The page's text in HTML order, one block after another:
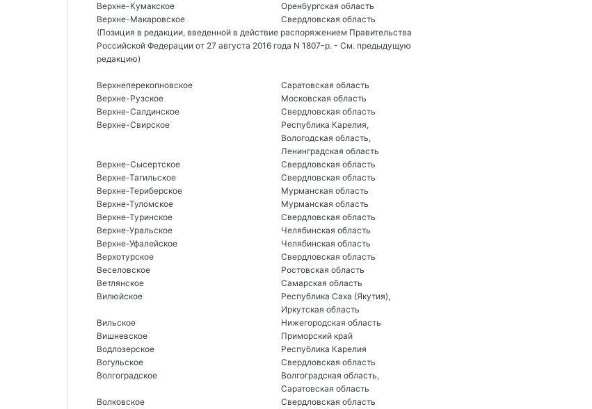
Верхне-Кумакское
Оренбургская область
Верхне-Макаровское
Свердловская область
(Позиция в редакции, введенной в действие распоряжением Правительства
Российской Федерации от 27 августа 2016 года N 1807-р. - См. предыдущую
редакцию)
Верхнеперекопновское
Саратовская область
Верхне-Рузское
Московская область
Верхне-Салдинское
Свердловская область
Верхне-Свирское
Республика Карелия,
Вологодская область,
Ленинградская область
Верхне-Сысертское
Свердловская область
Верхне-Тагильское
Свердловская область
Верхне-Териберское
Мурманская область
Верхне-Туломское
Мурманская область
Верхне-Туринское
Свердловская область
Верхне-Уральское
Челябинская область
Верхне-Уфалейское
Челябинская область
Верхотурское
Свердловская область
Веселовское
Ростовская область
Ветлянское
Самарская область
Вилюйское
Республика Саха (Якутия),
Иркутская область
Вильское
Нижегородская область
Вишневское
Приморский край
Водлозерское
Республика Карелия
Вогульское
Свердловская область
Волгоградское
Волгоградская область,
Саратовская область
Волковское
Свердловская область